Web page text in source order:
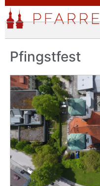
Pfingstfest